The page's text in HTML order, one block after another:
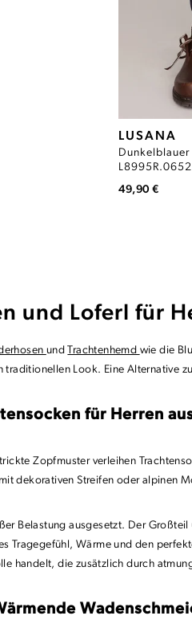
LUSANA
L8995R.0652
49,90 €
und Loferl für
undTrachtenhemd wie die
traditionellen Look. Eine Alternative
für Herren
Zopfmuster verleihen
dekorativen Streifen oder alpinen
Belastung ausgesetzt. Der
Tragegefühl, Wärme und den
handelt, die zusätzlich durch